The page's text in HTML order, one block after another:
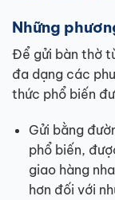
Những
Để gửi bàn thờ
đa dạng các
thức phổ biến
Gửi bằng
phổ biến,
giao hàng
hơn đối với